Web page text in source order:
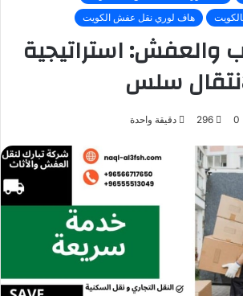
هاف لوري نقل عفش الكويت
والعفش: استراتيجية
سلس
0
296 دقيقة واحدة